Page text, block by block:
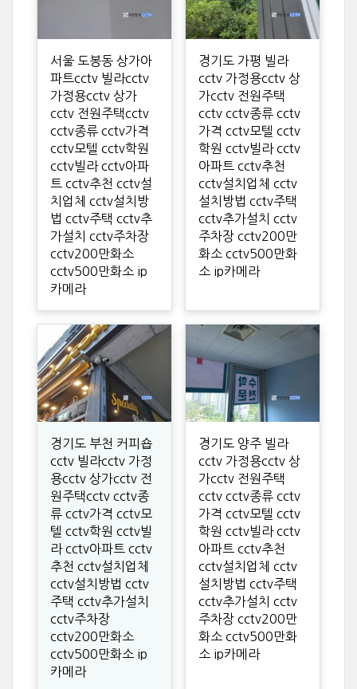
서울 도봉동 상가아
파트cctv 빌라cctv
가정용cctv 상가
cctv 전원주택cctv
cctv종류 cctv가격
cctv모텔 cctv학원
cctv빌라 cctv아파
트 cctv추천 cctv설
치업체 cctv설치방
법 cctv주택 cctv추
가설치 cctv주차장
cctv200만화소
cctv500만화소 ip
카메라
경기도 가평 빌라
cctv 가정용cctv 상
가cctv 전원주택
cctv cctv종류 cctv
가격 cctv모텔 cctv
학원 cctv빌라 cctv
아파트 cctv추천
cctv설치업체 cctv
설치방법 cctv주택
cctv추가설치 cctv
주차장 cctv200만
화소 cctv500만화
소 ip카메라
경기도 부천 커피숍
cctv 빌라cctv 가정
용cctv 상가cctv 전
원주택cctv cctv종
류 cctv가격 cctv모
텔 cctv학원 cctv빌
라 cctv아파트 cctv
추천 cctv설치업체
cctv설치방법 cctv
주택 cctv추가설치
cctv주차장
cctv200만화소
cctv500만화소 ip
카메라
경기도 양주 빌라
cctv 가정용cctv 상
가cctv 전원주택
cctv cctv종류 cctv
가격 cctv모텔 cctv
학원 cctv빌라 cctv
아파트 cctv추천
cctv설치업체 cctv
설치방법 cctv주택
cctv추가설치 cctv
주차장 cctv200만
화소 cctv500만화
소 ip카메라